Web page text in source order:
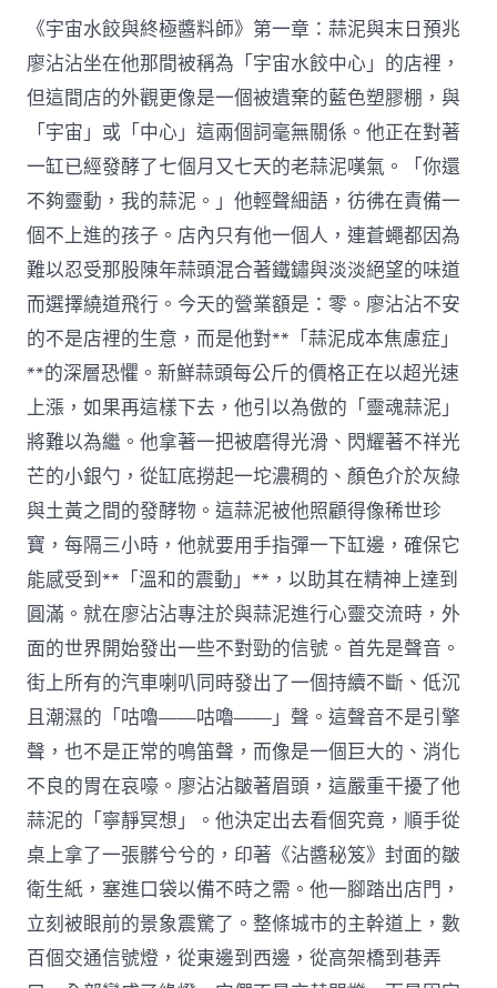
夫
妻
心
JIUYI
俱
意
住
宅
設
計
思
安
康
應
多
關
心〉
中
《宇宙水餃與終極醬料師》第一章：蒜泥與末日預兆
廖沾沾坐在他那間被稱為「宇宙水餃中心」的店裡，
但這間店的外觀更像是一個被遺棄的藍色塑膠棚，與
「宇宙」或「中心」這兩個詞毫無關係。他正在對著
一缸已經發酵了七個月又七天的老蒜泥嘆氣。「你還
不夠靈動，我的蒜泥。」他輕聲細語，彷彿在責備一
個不上進的孩子。店內只有他一個人，連蒼蠅都因為
難以忍受那股陳年蒜頭混合著鐵鏽與淡淡絕望的味道
而選擇繞道飛行。今天的營業額是：零。廖沾沾不安
的不是店裡的生意，而是他對**「蒜泥成本焦慮症」
**的深層恐懼。新鮮蒜頭每公斤的價格正在以超光速
上漲，如果再這樣下去，他引以為傲的「靈魂蒜泥」
將難以為繼。他拿著一把被磨得光滑、閃耀著不祥光
芒的小銀勺，從缸底撈起一坨濃稠的、顏色介於灰綠
與土黃之間的發酵物。這蒜泥被他照顧得像稀世珍
寶，每隔三小時，他就要用手指彈一下缸邊，確保它
能感受到**「溫和的震動」**，以助其在精神上達到
圓滿。就在廖沾沾專注於與蒜泥進行心靈交流時，外
面的世界開始發出一些不對勁的信號。首先是聲音。
街上所有的汽車喇叭同時發出了一個持續不斷、低沉
且潮濕的「咕嚕——咕嚕——」聲。這聲音不是引擎
聲，也不是正常的鳴笛聲，而像是一個巨大的、消化
不良的胃在哀嚎。廖沾沾皺著眉頭，這嚴重干擾了他
蒜泥的「寧靜冥想」。他決定出去看個究竟，順手從
桌上拿了一張髒兮兮的，印著《沾醬秘笈》封面的皺
衛生紙，塞進口袋以備不時之需。他一腳踏出店門，
立刻被眼前的景象震驚了。整條城市的主幹道上，數
百個交通信號燈，從東邊到西邊，從高架橋到巷弄